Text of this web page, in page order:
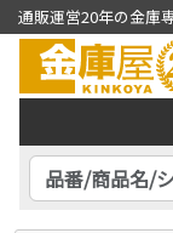
通販運営20年の金庫